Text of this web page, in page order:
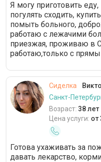
Я могу приготовить
погулять сходить,
помыть больного,
работаю с лежачими
приезжая, проживаю в
работаю,только с
Сиделка
Санкт-
Возраст: 38 лет
Цена услуги: от
Готова ухаживать за
давать лекарство,